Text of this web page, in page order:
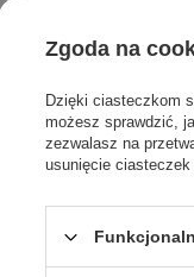
Zgoda na
Dzięki ciasteczkom
możesz sprawdzić,
zezwalasz na
usunięcie